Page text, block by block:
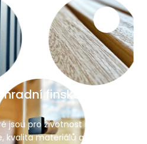
finské
jsou pro životnost sauny
materiálů a jejich